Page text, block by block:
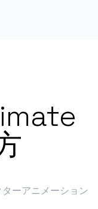
ーアニメーション